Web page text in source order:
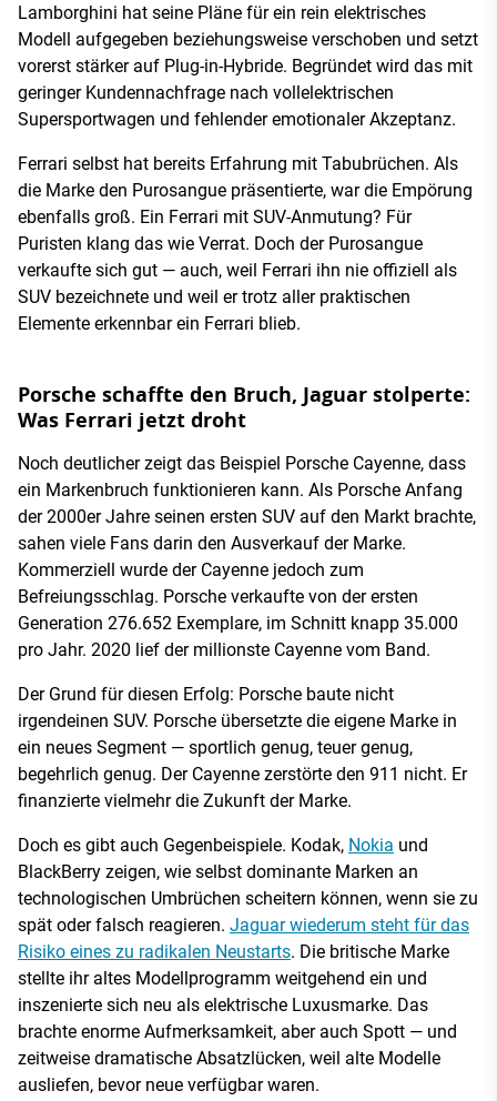
Lamborghini hat seine Pläne für ein rein elektrisches
Modell aufgegeben beziehungsweise verschoben und setzt
vorerst stärker auf Plug-in-Hybride. Begründet wird das mit
geringer Kundennachfrage nach vollelektrischen
Supersportwagen und fehlender emotionaler Akzeptanz.
Ferrari selbst hat bereits Erfahrung mit Tabubrüchen. Als
die Marke den Purosangue präsentierte, war die Empörung
ebenfalls groß. Ein Ferrari mit SUV-Anmutung? Für
Puristen klang das wie Verrat. Doch der Purosangue
verkaufte sich gut — auch, weil Ferrari ihn nie offiziell als
SUV bezeichnete und weil er trotz aller praktischen
Elemente erkennbar ein Ferrari blieb.
Porsche schaffte den Bruch, Jaguar stolperte:
Was Ferrari jetzt droht
Noch deutlicher zeigt das Beispiel Porsche Cayenne, dass
ein Markenbruch funktionieren kann. Als Porsche Anfang
der 2000er Jahre seinen ersten SUV auf den Markt brachte,
sahen viele Fans darin den Ausverkauf der Marke.
Kommerziell wurde der Cayenne jedoch zum
Befreiungsschlag. Porsche verkaufte von der ersten
Generation 276.652 Exemplare, im Schnitt knapp 35.000
pro Jahr. 2020 lief der millionste Cayenne vom Band.
Der Grund für diesen Erfolg: Porsche baute nicht
irgendeinen SUV. Porsche übersetzte die eigene Marke in
ein neues Segment — sportlich genug, teuer genug,
begehrlich genug. Der Cayenne zerstörte den 911 nicht. Er
finanzierte vielmehr die Zukunft der Marke.
Doch es gibt auch Gegenbeispiele. Kodak, Nokia und
BlackBerry zeigen, wie selbst dominante Marken an
technologischen Umbrüchen scheitern können, wenn sie zu
spät oder falsch reagieren. Jaguar wiederum steht für das
Risiko eines zu radikalen Neustarts. Die britische Marke
stellte ihr altes Modellprogramm weitgehend ein und
inszenierte sich neu als elektrische Luxusmarke. Das
brachte enorme Aufmerksamkeit, aber auch Spott — und
zeitweise dramatische Absatzlücken, weil alte Modelle
ausliefen, bevor neue verfügbar waren.